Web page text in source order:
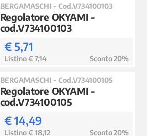
BERGAMASCHI - Cod.V734100103
Regolatore OKYAMI -
cod.V734100103
€ 5,71
Listino€ 7,14 Sconto 20%
BERGAMASCHI - Cod.V734100105
Regolatore OKYAMI -
cod.V734100105
€ 14,49
Listino€ 18,12 Sconto 20%